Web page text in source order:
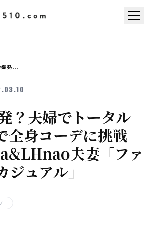
爆発...
？夫婦でトータル
全身コーデに挑戦
夫妻「ファ
ュアル」
ー